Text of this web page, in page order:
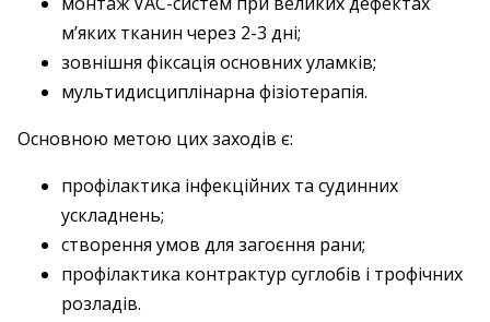
м’яких тканин через 2-3 дні;
зовнішня фіксація основних уламків;
мультидисциплінарна фізіотерапія.
Основною метою цих заходів є:
профілактика інфекційних та судинних
ускладнень;
створення умов для загоєння рани;
профілактика контрактур суглобів і трофічних
розладів.